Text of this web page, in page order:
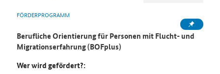
FÖRDERPROGRAMM
Berufliche Orientierung für Personen mit Flucht- und
Migrationserfahrung (BOFplus)
Wer wird gefördert?: